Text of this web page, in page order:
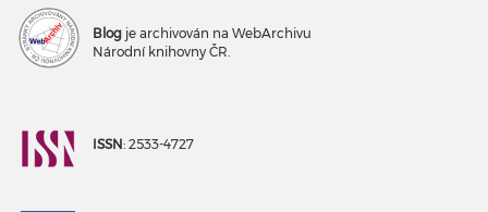
Blog je archivován na WebArchivu
Národní knihovny ČR.
ISSN: 2533-4727